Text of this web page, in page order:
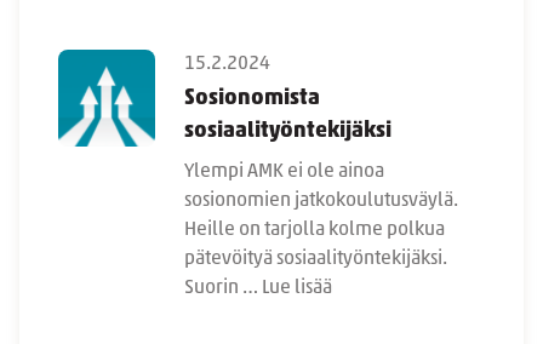
15.2.2024
Sosionomista
sosiaalityöntekijäksi
Ylempi AMK ei ole ainoa
sosionomien jatkokoulutusväylä.
Heille on tarjolla kolme polkua
pätevöityä sosiaalityöntekijäksi.
Suorin … Lue lisää